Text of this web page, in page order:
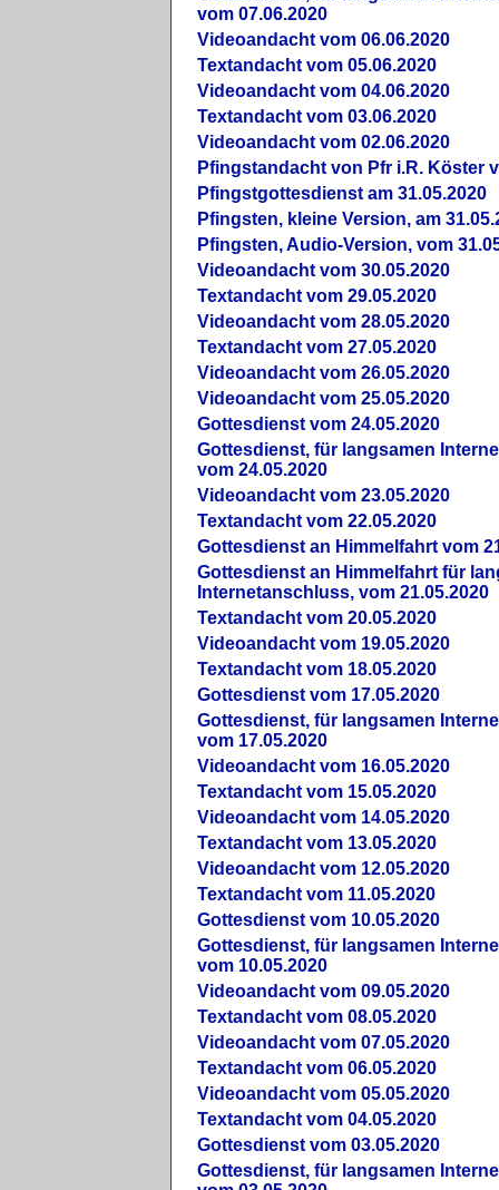
vom 07.06.2020
Videoandacht vom 06.06.2020
Textandacht vom 05.06.2020
Videoandacht vom 04.06.2020
Textandacht vom 03.06.2020
Videoandacht vom 02.06.2020
Pfingstandacht von Pfr i.R. Köster
Pfingstgottesdienst am 31.05.2020
Pfingsten, kleine Version, am
Pfingsten, Audio-Version, vom
Videoandacht vom 30.05.2020
Textandacht vom 29.05.2020
Videoandacht vom 28.05.2020
Textandacht vom 27.05.2020
Videoandacht vom 26.05.2020
Videoandacht vom 25.05.2020
Gottesdienst vom 24.05.2020
Gottesdienst, für langsamen
vom 24.05.2020
Videoandacht vom 23.05.2020
Textandacht vom 22.05.2020
Gottesdienst an Himmelfahrt vom
Gottesdienst an Himmelfahrt für
Internetanschluss, vom 21.05.2020
Textandacht vom 20.05.2020
Videoandacht vom 19.05.2020
Textandacht vom 18.05.2020
Gottesdienst vom 17.05.2020
Gottesdienst, für langsamen
vom 17.05.2020
Videoandacht vom 16.05.2020
Textandacht vom 15.05.2020
Videoandacht vom 14.05.2020
Textandacht vom 13.05.2020
Videoandacht vom 12.05.2020
Textandacht vom 11.05.2020
Gottesdienst vom 10.05.2020
Gottesdienst, für langsamen
vom 10.05.2020
Videoandacht vom 09.05.2020
Textandacht vom 08.05.2020
Videoandacht vom 07.05.2020
Textandacht vom 06.05.2020
Videoandacht vom 05.05.2020
Textandacht vom 04.05.2020
Gottesdienst vom 03.05.2020
Gottesdienst, für langsamen